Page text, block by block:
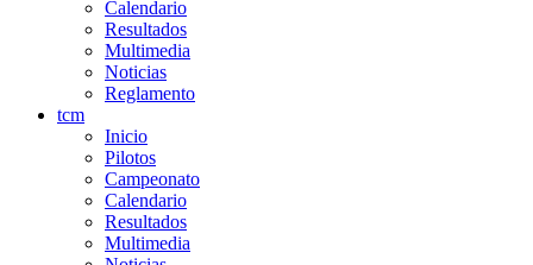
Calendario
Resultados
Multimedia
Noticias
Reglamento
tcm
Inicio
Pilotos
Campeonato
Calendario
Resultados
Multimedia